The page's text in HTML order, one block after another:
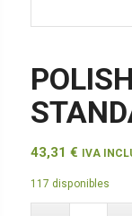
43,31 € IVA
117 disponibles